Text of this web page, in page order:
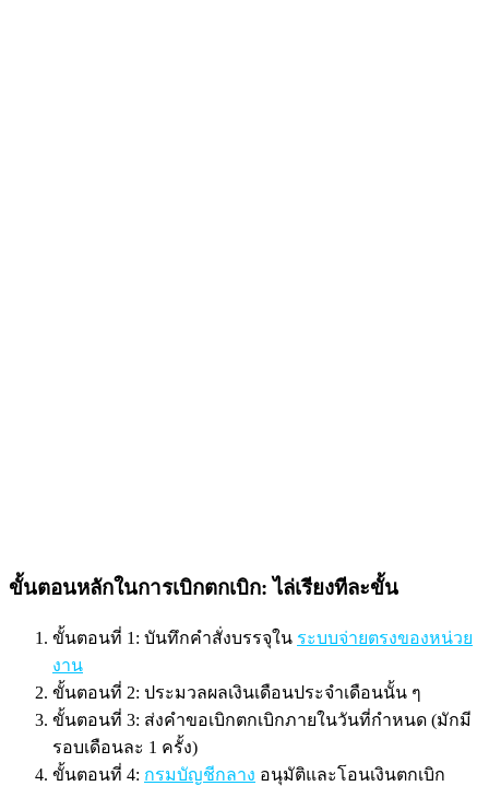
ขั้นตอนหลักในการเบิกตกเบิก: ไล่เรียงทีละขั้น
ขั้นตอนที่ 1: บันทึกคำสั่งบรรจุใน ระบบจ่ายตรงของหน่วย
งาน
ขั้นตอนที่ 2: ประมวลผลเงินเดือนประจำเดือนนั้น ๆ
ขั้นตอนที่ 3: ส่งคำขอเบิกตกเบิกภายในวันที่กำหนด (มักมี
รอบเดือนละ 1 ครั้ง)
ขั้นตอนที่ 4: กรมบัญชีกลาง อนุมัติและโอนเงินตกเบิก